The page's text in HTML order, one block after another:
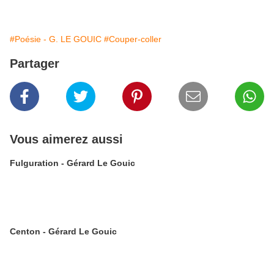
#Poésie - G. LE GOUIC #Couper-coller
Partager
Vous aimerez aussi
Fulguration - Gérard Le Gouic
Centon - Gérard Le Gouic